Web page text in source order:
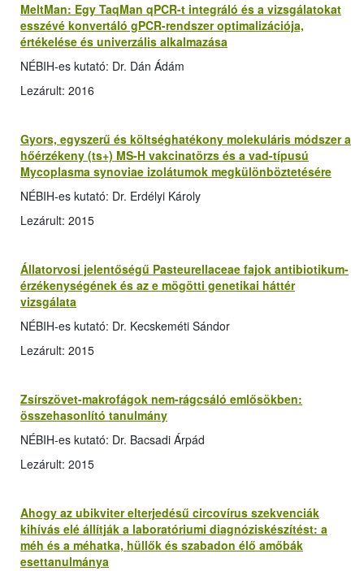
MeltMan: Egy TaqMan qPCR-t integráló és a vizsgálatokat
esszévé konvertáló gPCR-rendszer optimalizációja,
értékelése és univerzális alkalmazása
NÉBIH-es kutató: Dr. Dán Ádám
Lezárult: 2016
Gyors, egyszerű és költséghatékony molekuláris módszer a
hőérzékeny (ts+) MS-H vakcinatörzs és a vad-típusú
Mycoplasma synoviae izolátumok megkülönböztetésére
NÉBIH-es kutató: Dr. Erdélyi Károly
Lezárult: 2015
Állatorvosi jelentőségű Pasteurellaceae fajok antibiotikum-
érzékenységének és az e mögötti genetikai háttér
vizsgálata
NÉBIH-es kutató: Dr. Kecskeméti Sándor
Lezárult: 2015
Zsírszövet-makrofágok nem-rágcsáló emlősökben:
összehasonlító tanulmány
NÉBIH-es kutató: Dr. Bacsadi Árpád
Lezárult: 2015
Ahogy az ubikviter elterjedésű circovírus szekvenciák
kihívás elé állítják a laboratóriumi diagnóziskészítést: a
méh és a méhatka, hüllők és szabadon élő amőbák
esettanulmánya